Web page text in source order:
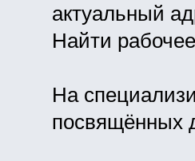
актуальный
Найти
На
посвящённых